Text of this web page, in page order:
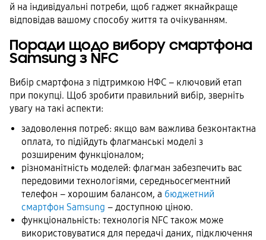
й на індивідуальні потреби, щоб гаджет якнайкраще
відповідав вашому способу життя та очікуванням.
Поради щодо вибору смартфона
Samsung з NFC
Вибір смартфона з підтримкою НФС – ключовий етап
при покупці. Щоб зробити правильний вибір, зверніть
увагу на такі аспекти:
задоволення потреб: якщо вам важлива безконтактна
оплата, то підійдуть флагманські моделі з
розширеним функціоналом;
різноманітність моделей: флагман забезпечить вас
передовими технологіями, середньосегментний
телефон – хорошим балансом, а бюджетний
смартфон Samsung – доступною ціною.
функціональність: технологія NFC також може
використовуватися для передачі даних, підключення